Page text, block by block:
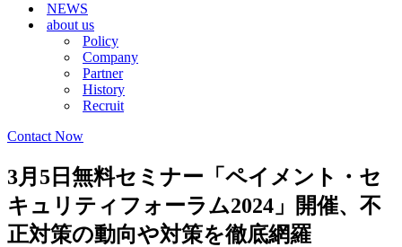
シ
ョ
NEWS
about us
Policy
Company
Partner
History
Recruit
Contact Now
3月5日無料セミナー「ペイメント・セ
キュリティフォーラム2024」開催、不
正対策の動向や対策を徹底網羅